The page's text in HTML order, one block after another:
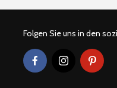
Folgen Sie uns in den